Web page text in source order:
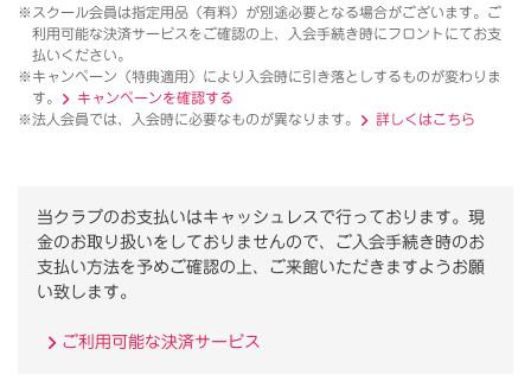
※スクール会員は指定用品（有料）が別途必要となる場合がございます。ご
利用可能な決済サービスをご確認の上、入会手続き時にフロントにてお支
払いください。
※キャンペーン（特典適用）により入会時に引き落としするものが変わりま
す。
キャンペーンを確認する
※法人会員では、入会時に必要なものが異なります。
詳しくはこちら
当クラブのお支払いはキャッシュレスで行っております。 現
金のお取り扱いをしておりませんので、ご入会手続き時のお
支払い方法を予めご確認の上、ご来館いただきますようお願
い致します。
ご利用可能な決済サービス